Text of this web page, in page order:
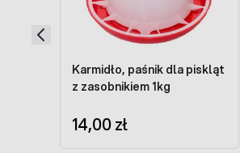
Karmidło, paśnik dla piskląt
z zasobnikiem 1kg
14,00 zł